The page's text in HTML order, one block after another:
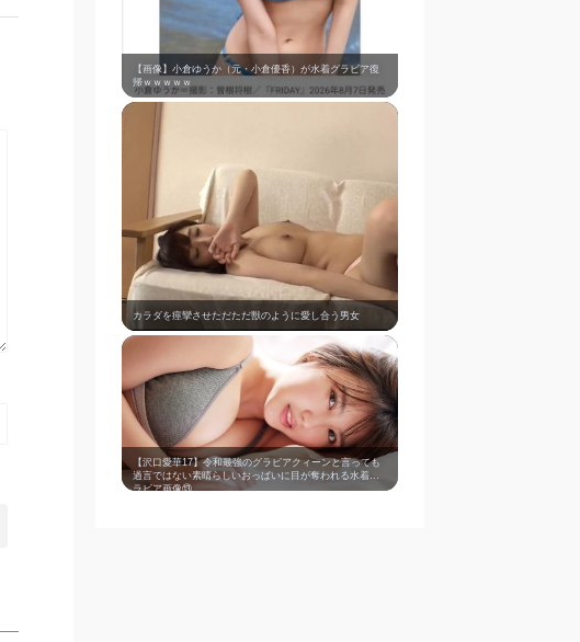
【画像】小倉ゆうか（元・小倉優香）が水着グラビア復
帰ｗｗｗｗｗ
カラダを痙攣させただただ獣のように愛し合う男女
【沢口愛華17】令和最強のグラビアクィーンと言っても
過言ではない素晴らしいおっぱいに目が奪われる水着グ
ラビア画像⑬